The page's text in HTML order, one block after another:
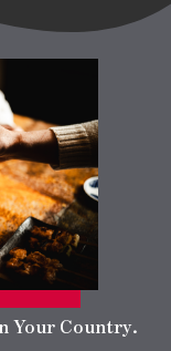
Your Country.